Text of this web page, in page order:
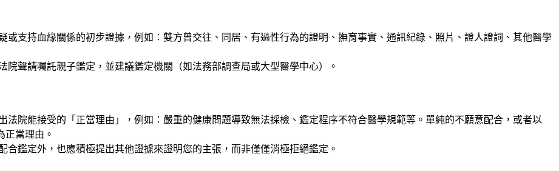
或支持血緣關係的初步證據，例如：雙方曾交往、同居、有過性行為的證明、撫育事實、通訊紀錄、照片、證人證詞、其他醫學
院聲請囑託親子鑑定，並建議鑑定機關（如法務部調查局或大型醫學中心）。
法院能接受的「正當理由」，例如：嚴重的健康問題導致無法採檢、鑑定程序不符合醫學規範等。單純的不願意配合，或者以
正當理由。
合鑑定外，也應積極提出其他證據來證明您的主張，而非僅僅消極拒絕鑑定。